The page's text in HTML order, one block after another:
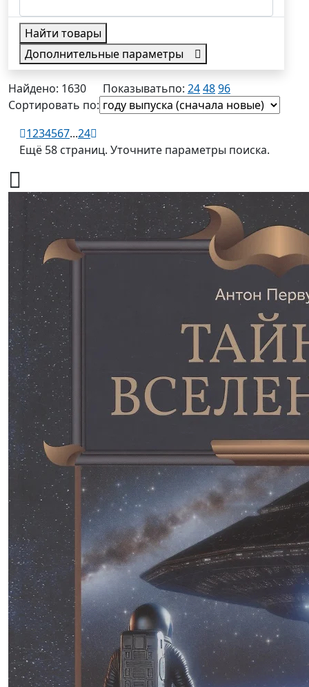
Найти товары
Дополнительные параметры
Найдено: 1630 Показыватьпо: 244896
Сортировать по:
1234567...24
Ещё 58 страниц. Уточните параметры поиска.